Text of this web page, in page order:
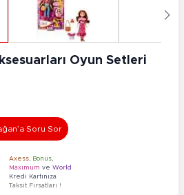
Oyun Setleri
Soru Sor
Axess Bonus
Maximum ve World
Kredi Kartınıza
Taksit Fırsatları !